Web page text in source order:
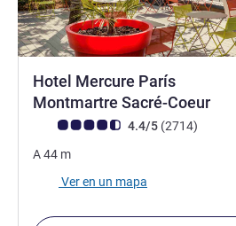
Hotel Mercure París
Montmartre Sacré-Coeur
Nota de clientes de Avis
4.4/5 (2714)
A44 m
Ver en un mapa